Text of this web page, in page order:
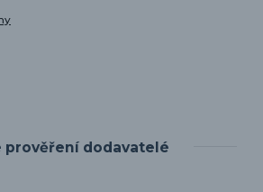
prověření dodavatelé